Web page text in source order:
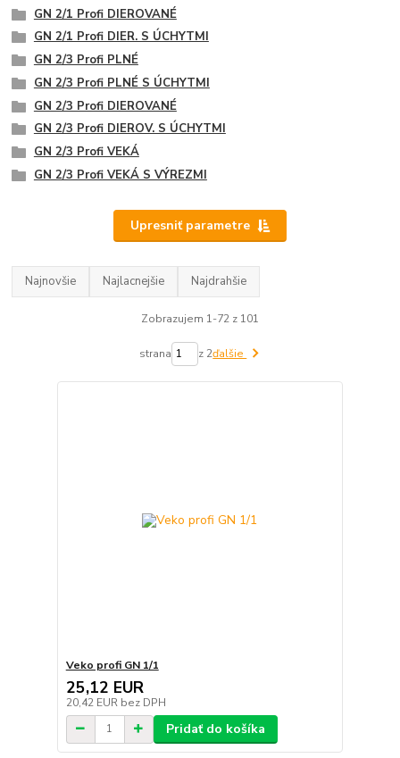
GN 2/1 Profi DIEROVANÉ
GN 2/1 Profi DIER. S ÚCHYTMI
GN 2/3 Profi PLNÉ
GN 2/3 Profi PLNÉ S ÚCHYTMI
GN 2/3 Profi DIEROVANÉ
GN 2/3 Profi DIEROV. S ÚCHYTMI
GN 2/3 Profi VEKÁ
GN 2/3 Profi VEKÁ S VÝREZMI
Upresniť parametre
Najnovšie Najlacnejšie Najdrahšie
Zobrazujem 1-72 z 101
strana z 2ďalšie
Veko profi GN 1/1
25,12 EUR
20,42 EUR bez DPH
Pridať do košíka